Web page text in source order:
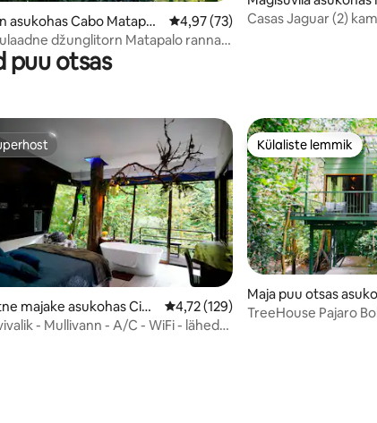
4,92/5, 164 hinnangut
asukohas Cabo Matapal
Keskmine hinnang 4,97/5, 73
4,97 (73)
džunglitorn Matapalo ranna
verde
Casas Jaguar (2)
puu otsas
majake asukohas Ciud
Keskmine hinnang 4,72/5, 129
4,72 (129)
- Mullivann - A/C - WiFi - lähedal
Külaliste lemmik
Külaliste lemmik
Maja puu otsas
nteverde
TreeHouse Pajaro